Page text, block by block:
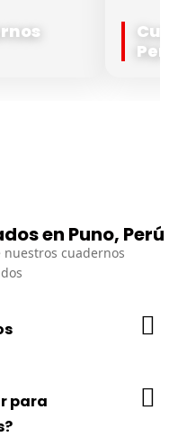
en Puno, Perú
nuestros cuadernos
para